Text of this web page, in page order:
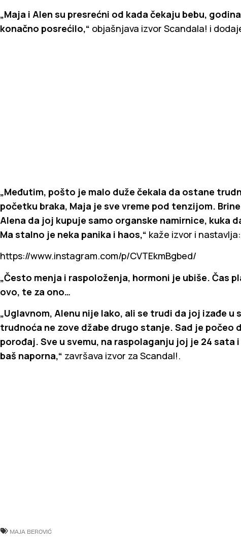
„Maja i Alen su presrećni od kada čekaju bebu,
konačno posrećilo,“ objašnjava izvor Scandala! i
„Međutim, pošto je malo duže čekala da ostane
početku braka, Maja je sve vreme pod tenzijom.
Alena da joj kupuje samo organske namirnice, kuka
Ma stalno je neka panika i haos,“ kaže izvor i nastavlja:
https://www.instagram.com/p/CVTEkmBgbed/
„Često menja i raspoloženja, hormoni je ubiše. Čas
ovo, te za ono…
„Uglavnom, Alenu nije lako, ali se trudi da joj izađe u
trudnoća ne zove džabe drugo stanje. Sad je počeo
porođaj. Sve u svemu, na raspolaganju joj je 24 sata
baš naporna,“ završava izvor za Scandal!.
MAJA BEROVIĆ